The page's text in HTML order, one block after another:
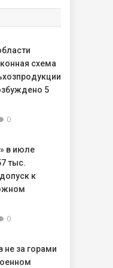
схема
5
0
в июле
тыс.
к
0
не за горами